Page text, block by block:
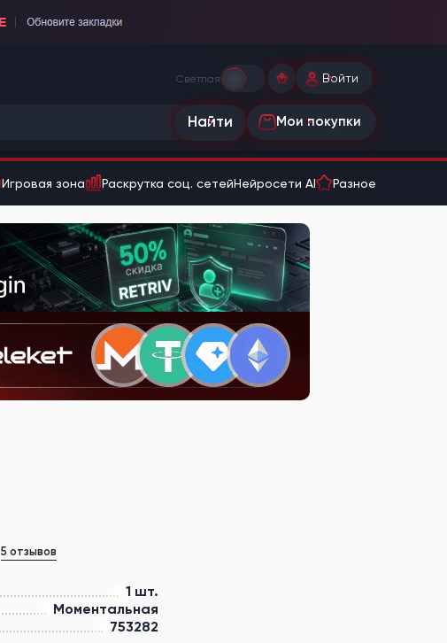
Светлая Войти
Найти Мои покупки
Игровая зона Раскрутка соц. сетейНейросети AI Разное
5 отзывов
1 шт.
Моментальная
753282